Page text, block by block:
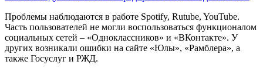
Проблемы наблюдаются в работе Spotify, Rutube, YouTube.
Часть пользователей не могли воспользоваться функционалом
социальных сетей – «Одноклассников» и «ВКонтакте». У
других возникали ошибки на сайте «Юлы», «Рамблера», а
также Госуслуг и РЖД.